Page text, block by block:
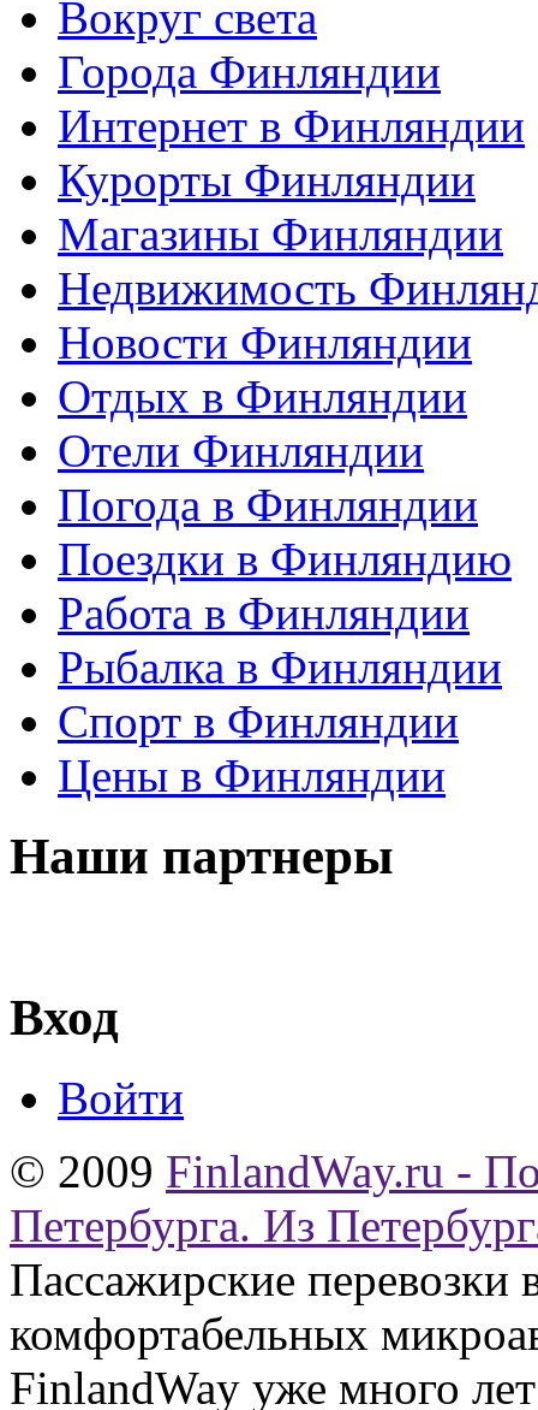
Вокруг света
Города Финляндии
Интернет в Финляндии
Курорты Финляндии
Магазины Финляндии
Недвижимость
Новости Финляндии
Отдых в Финляндии
Отели Финляндии
Погода в Финляндии
Поездки в Финляндию
Работа в Финляндии
Рыбалка в Финляндии
Спорт в Финляндии
Цены в Финляндии
Наши партнеры
Вход
Войти
© 2009 FinlandWay.ru -
Петербурга. Из
Пассажирские
комфортабельных
FinlandWay уже много